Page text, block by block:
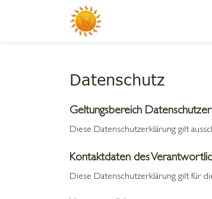
Datenschutz
Geltungsbereich
Diese Datenschutzerklärung gilt
Kontaktdaten des
Diese Datenschutzerklärung gilt für